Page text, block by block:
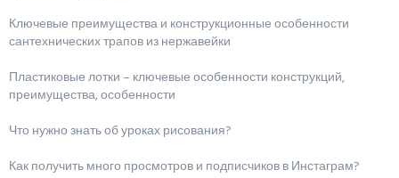
Ключевые преимущества и конструкционные особенности
сантехнических трапов из нержавейки
Пластиковые лотки – ключевые особенности конструкций,
преимущества, особенности
Что нужно знать об уроках рисования?
Как получить много просмотров и подписчиков в Инстаграм?